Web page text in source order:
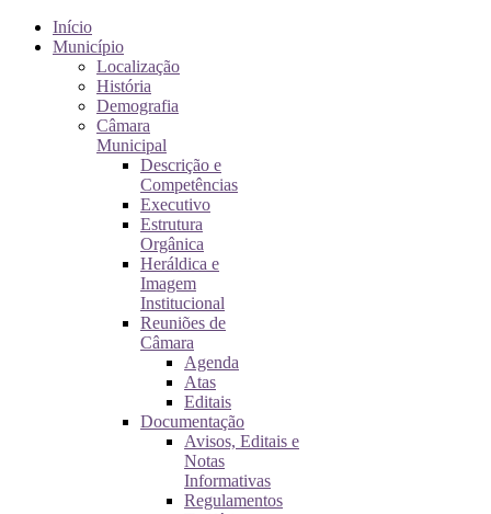
Início
Município
Localização
História
Demografia
Câmara
Municipal
Descrição e
Competências
Executivo
Estrutura
Orgânica
Heráldica e
Imagem
Institucional
Reuniões de
Câmara
Agenda
Atas
Editais
Documentação
Avisos, Editais e
Notas
Informativas
Regulamentos